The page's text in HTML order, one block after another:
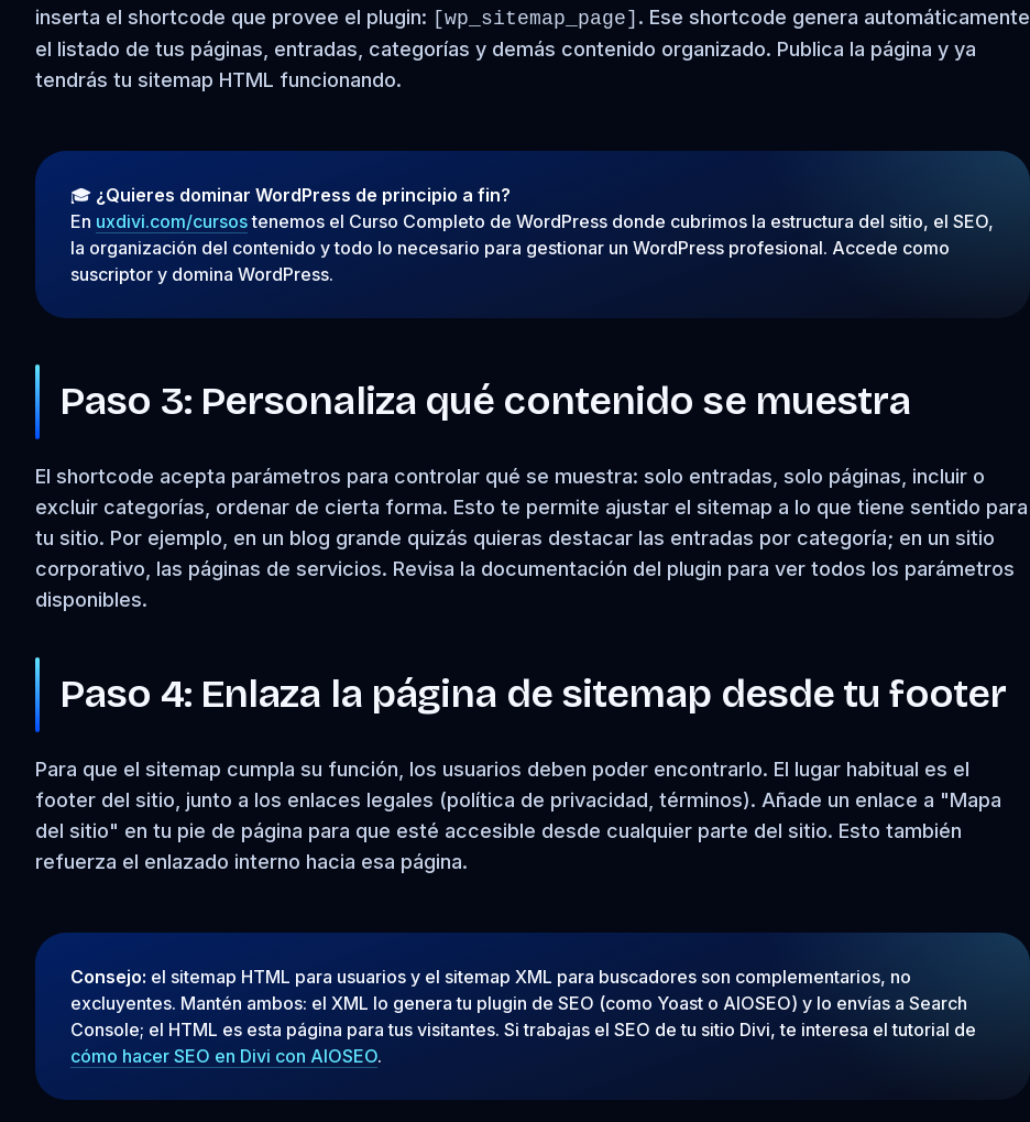
inserta el shortcode que provee el plugin: [wp_sitemap_page] . Ese shortcode genera automáticamente
el listado de tus páginas, entradas, categorías y demás contenido organizado. Publica la página y ya
tendrás tu sitemap HTML funcionando.
🎓 ¿Quieres dominar WordPress de principio a fin?
En uxdivi.com/cursostenemos el Curso Completo de WordPress donde cubrimos la estructura del sitio, el SEO,
la organización del contenido y todo lo necesario para gestionar un WordPress profesional. Accede como
suscriptor y domina WordPress.
Paso 3: Personaliza qué contenido se muestra
El shortcode acepta parámetros para controlar qué se muestra: solo entradas, solo páginas, incluir o
excluir categorías, ordenar de cierta forma. Esto te permite ajustar el sitemap a lo que tiene sentido para
tu sitio. Por ejemplo, en un blog grande quizás quieras destacar las entradas por categoría; en un sitio
corporativo, las páginas de servicios. Revisa la documentación del plugin para ver todos los parámetros
disponibles.
Paso 4: Enlaza la página de sitemap desde tu footer
Para que el sitemap cumpla su función, los usuarios deben poder encontrarlo. El lugar habitual es el
footer del sitio, junto a los enlaces legales (política de privacidad, términos). Añade un enlace a "Mapa
del sitio" en tu pie de página para que esté accesible desde cualquier parte del sitio. Esto también
refuerza el enlazado interno hacia esa página.
Consejo: el sitemap HTML para usuarios y el sitemap XML para buscadores son complementarios, no
excluyentes. Mantén ambos: el XML lo genera tu plugin de SEO (como Yoast o AIOSEO) y lo envías a Search
Console; el HTML es esta página para tus visitantes. Si trabajas el SEO de tu sitio Divi, te interesa el tutorial de
cómo hacer SEO en Divi con AIOSEO.